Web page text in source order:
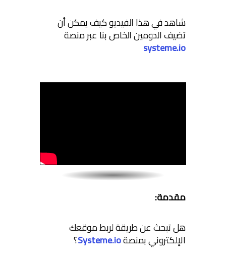
شاهد في هذا الفيديو كيف يمكن أن
تضيف الدومين الخاص بنا عبر منصة
systeme.io
مقدمة:
هل تبحث عن طريقة لربط موقعك
الإلكتروني بمنصةSysteme.io؟